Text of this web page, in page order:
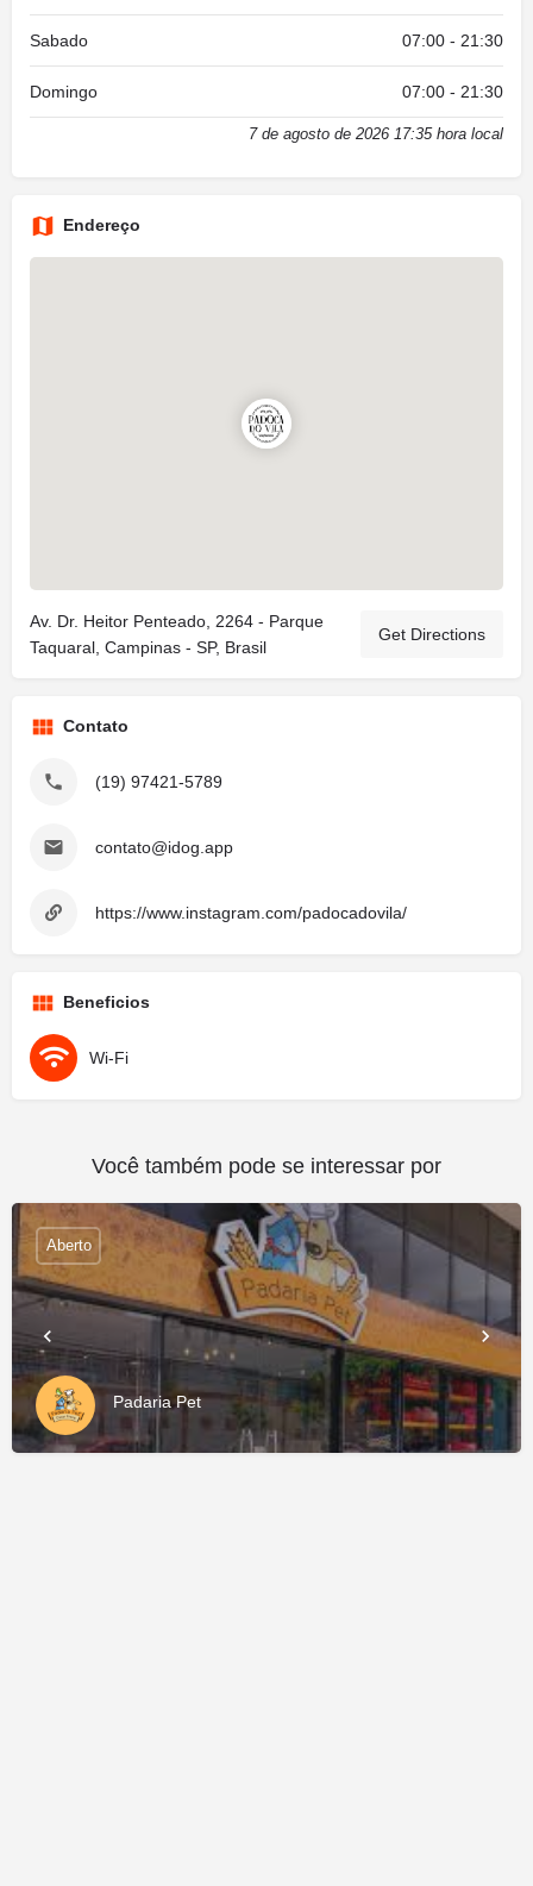
Sabado 07:00 - 21:30
Domingo 07:00 - 21:30
7 de agosto de 2026 17:35 hora local
Endereço
Av. Dr. Heitor Penteado, 2264 - Parque
Taquaral, Campinas - SP, Brasil
Get Directions
Contato
(19) 97421-5789
contato@idog.app
https://www.instagram.com/padocadovila/
Beneficios
Wi-Fi
Você também pode se interessar por
Padaria Pet
Aberto